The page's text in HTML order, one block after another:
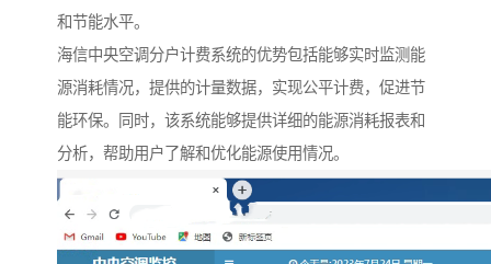
和节能水平。
海信中央空调分户计费系统的优势包括能够实时监测能
源消耗情况，提供的计量数据，实现公平计费，促进节
能环保。同 时，该系统能够提供详细的能源消耗报表和
分析，帮助用户了解和优化能源使用情况。